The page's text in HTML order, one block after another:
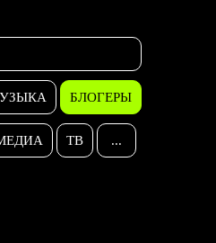
БЛОГЕРЫ
ТВ ...